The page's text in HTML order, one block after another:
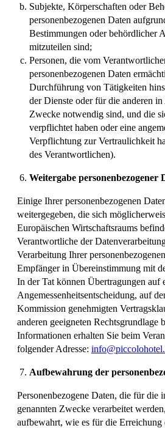
Subjekte, Körperschaften oder
personenbezogenen Daten
Bestimmungen oder behördlicher
mitzuteilen sind;
Personen, die vom
personenbezogenen Daten
Durchführung von Tätigkeiten
der Dienste oder für die anderen
Zwecke notwendig sind, und die
verpflichtet haben oder eine
Verpflichtung zur Vertraulichkeit
des Verantwortlichen).
Weitergabe personenbezogener
Einige Ihrer personenbezogenen
weitergegeben, die sich
Europäischen Wirtschaftsraums
Verantwortliche der
Verarbeitung Ihrer
Empfänger in Übereinstimmung mit
In der Tat können Übertragungen auf
Angemessenheitsentscheidung, auf
Kommission genehmigten
anderen geeigneten Rechtsgrundlage
Informationen erhalten Sie beim
folgender Adresse:
Aufbewahrung der
Personenbezogene Daten, die für die
genannten Zwecke verarbeitet
aufbewahrt, wie es für die Erreichung